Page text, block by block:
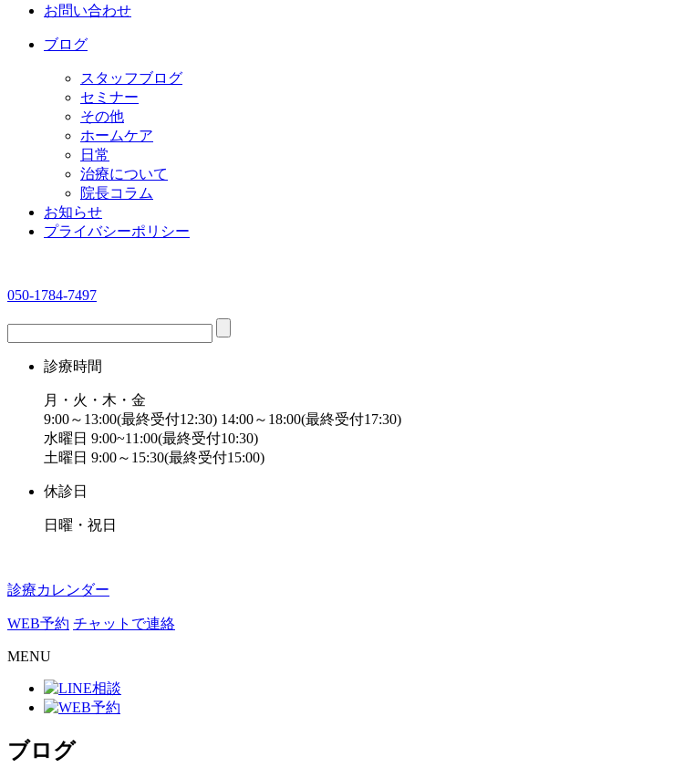
お問い合わせ
ブログ
スタッフブログ
セミナー
その他
ホームケア
日常
治療について
院長コラム
お知らせ
プライバシーポリシー
050-1784-7497
診療時間
月・火・木・金
9:00～13:00(最終受付12:30) 14:00～18:00(最終受付17:30)
水曜日 9:00~11:00(最終受付10:30)
土曜日 9:00～15:30(最終受付15:00)
休診日
日曜・祝日
診療カレンダー
WEB予約 チャットで連絡
MENU
ブログ